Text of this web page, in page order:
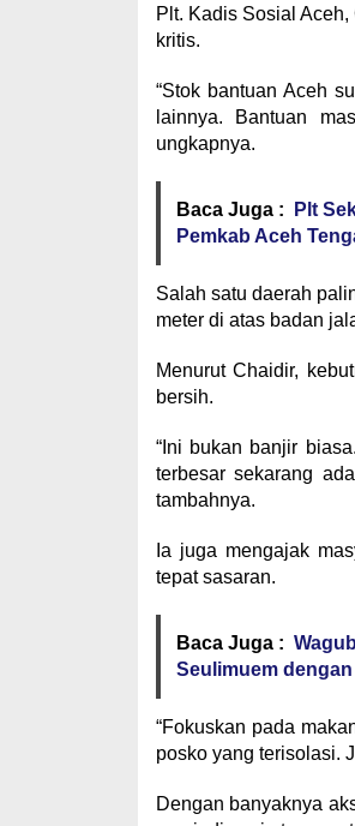
Plt. Kadis Sosial
kritis.
“Stok bantuan Aceh
lainnya. Bantuan
ungkapnya.
Baca Juga :
Plt
Pemkab Aceh
Salah satu daerah
meter di atas badan
Menurut Chaidir,
bersih.
“Ini bukan banjir
terbesar sekarang
tambahnya.
Ia juga mengajak
tepat sasaran.
Baca Juga :
Seulimuem
“Fokuskan pada
posko yang terisolasi.
Dengan banyaknya